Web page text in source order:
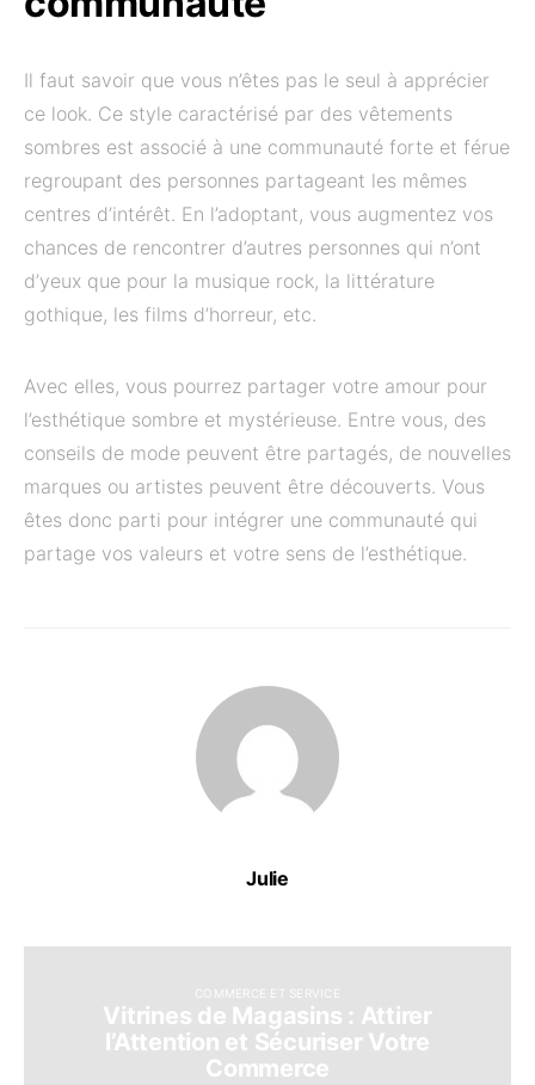
Il faut savoir que vous n’êtes pas le seul à apprécier
ce look. Ce style caractérisé par des vêtements
sombres est associé à une communauté forte et férue
regroupant des personnes partageant les mêmes
centres d’intérêt. En l’adoptant, vous augmentez vos
chances de rencontrer d’autres personnes qui n’ont
d’yeux que pour la musique rock, la littérature
gothique, les films d’horreur, etc.
Avec elles, vous pourrez partager votre amour pour
l’esthétique sombre et mystérieuse. Entre vous, des
conseils de mode peuvent être partagés, de nouvelles
marques ou artistes peuvent être découverts. Vous
êtes donc parti pour intégrer une communauté qui
partage vos valeurs et votre sens de l’esthétique.
Julie
COMMERCE ET SERVICE
Vitrines de Magasins : Attirer
l’Attention et Sécuriser Votre
Commerce